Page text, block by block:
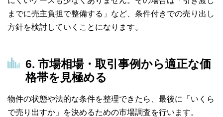
までに売主負担で整備する」など、条件付きでの売り出し
方針を検討していくことになります。
6. 市場相場・取引事例から適正な価
格帯を見極める
物件の状態や法的な条件を整理できたら、最後に「いくら
で売り出すか」を決めるための市場調査を行います。